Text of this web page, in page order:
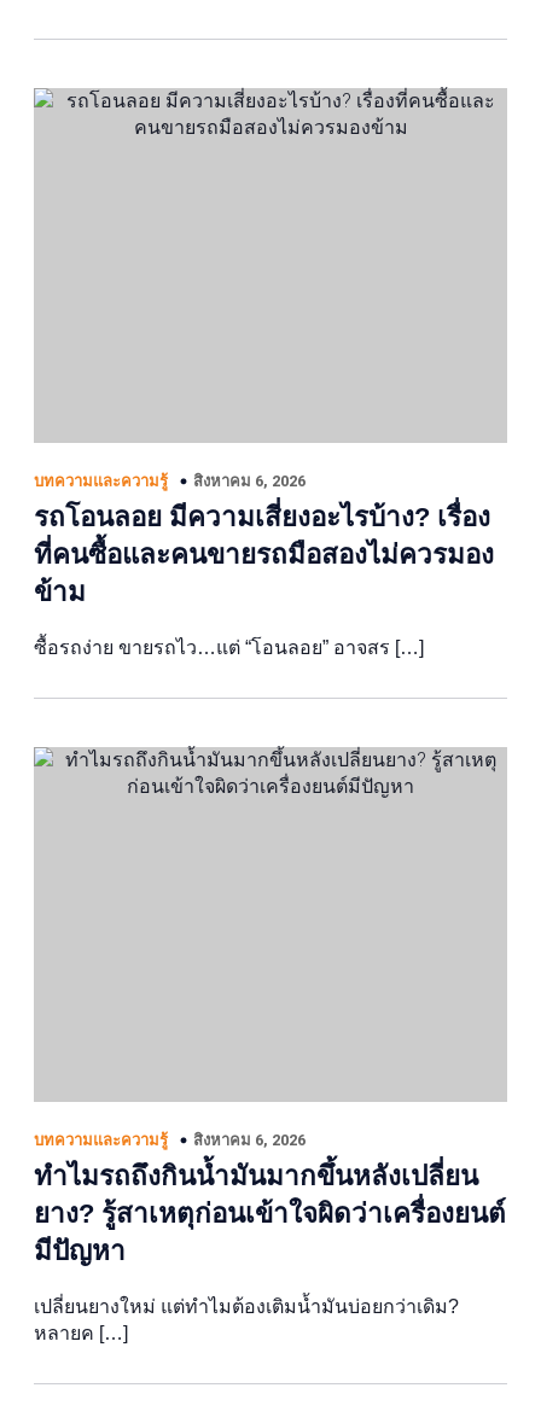
บทความและความรู้ สิงหาคม 6, 2026
รถโอนลอย มีความเสี่ยงอะไรบ้าง? เรื่อง
ที่คนซื้อและคนขายรถมือสองไม่ควรมอง
ข้าม
ซื้อรถง่าย ขายรถไว…แต่ “โอนลอย” อาจสร […]
บทความและความรู้ สิงหาคม 6, 2026
ทำไมรถถึงกินน้ำมันมากขึ้นหลังเปลี่ยน
ยาง? รู้สาเหตุก่อนเข้าใจผิดว่าเครื่องยนต์
มีปัญหา
เปลี่ยนยางใหม่ แต่ทำไมต้องเติมน้ำมันบ่อยกว่าเดิม?
หลายค […]